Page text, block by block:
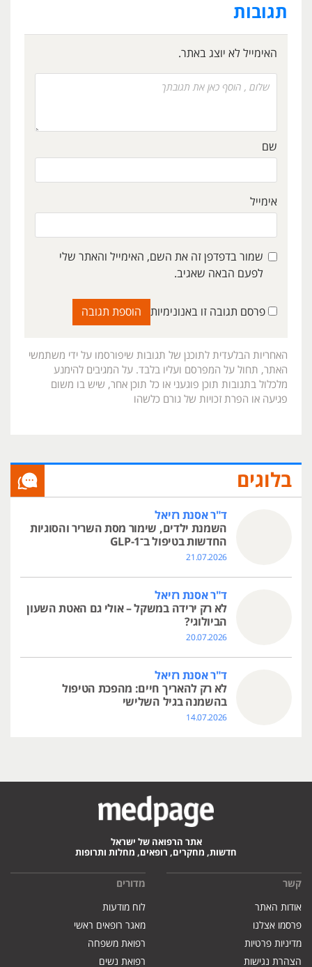
תגובות
האימייל לא יוצג באתר.
שם
אימייל
שמור בדפדפן זה את השם, האימייל והאתר שלי
לפעם הבאה שאגיב.
פרסם תגובה זו באנונימיות
האחריות הבלעדית לתוכנן של תגובות שיפורסמו על ידי משתמשי
האתר, תחול על המפרסם ועליו בלבד. על המגיבים להימנע
מלכלול בתגובות תוכן פוגעני או כל תוכן אחר, שיש בו משום
פגיעה או הפרת זכויות של גורם כלשהו
בלוגים
ד"ר אסנת רזיאל
השמנת ילדים, שימור מסת השריר והסוגיות
החדשות בטיפול ב־GLP-1
21.07.2026
ד"ר אסנת רזיאל
לא רק ירידה במשקל – אולי גם האטת השעון
הביולוגי?
20.07.2026
ד"ר אסנת רזיאל
לא רק להאריך חיים: מהפכת הטיפול
בהשמנה בגיל השלישי
14.07.2026
אתר הרפואה של ישראל
חדשות, מחקרים, רופאים, מחלות ותרופות
קשר
אודות האתר
פרסמו אצלנו
מדיניות פרטיות
הצהרת נגישות
מדורים
לוח מודעות
מאגר רופאים ראשי
רפואת משפחה
רפואת נשים